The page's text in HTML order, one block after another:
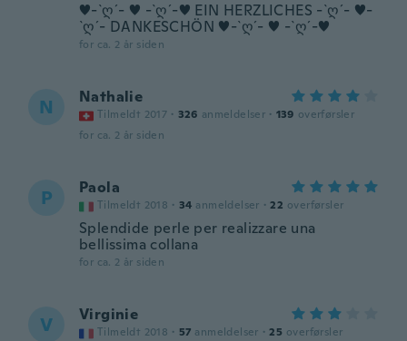
♥-`ღ´- ♥ -`ღ´-♥ EIN HERZLICHES -`ღ´- ♥-
`ღ´- DANKESCHÖN ♥-`ღ´- ♥ -`ღ´-♥
for ca. 2 år siden
N Nathalie
Tilmeldt 2017 · 326 anmeldelser · 139 overførsler
for ca. 2 år siden
P Paola
Tilmeldt 2018 · 34 anmeldelser · 22 overførsler
Splendide perle per realizzare una
bellissima collana
for ca. 2 år siden
V Virginie
Tilmeldt 2018 · 57 anmeldelser · 25 overførsler